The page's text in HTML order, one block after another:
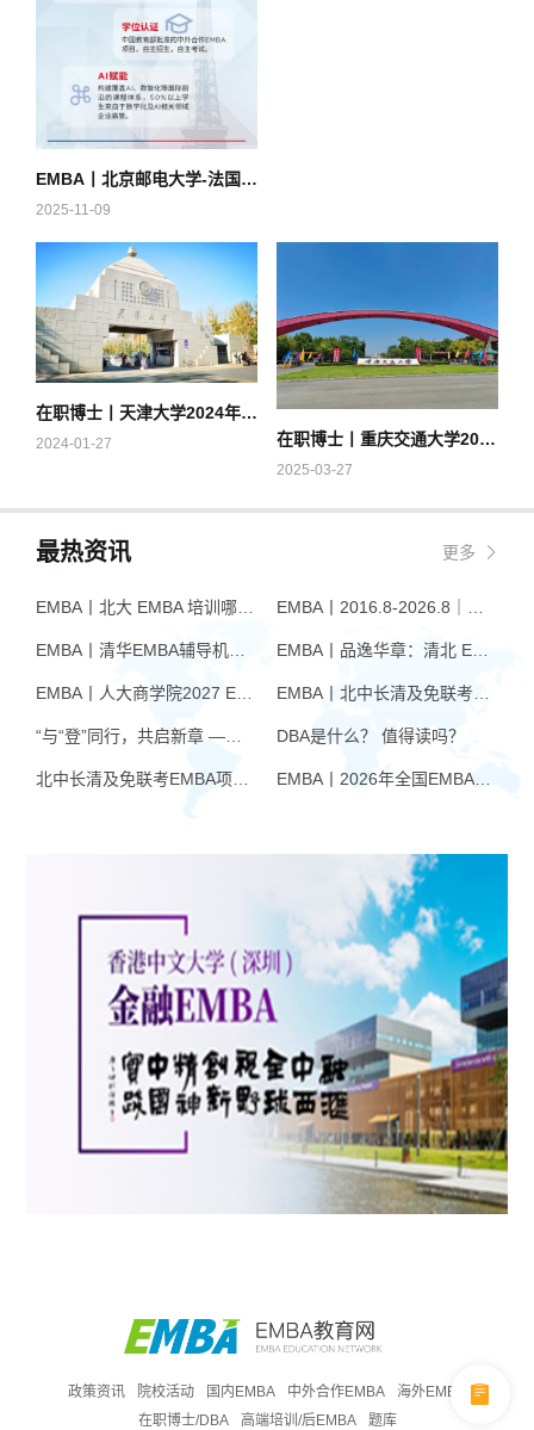
EMBA丨北京邮电大学-法国里昂商学院EMBA学位项目2026级申请指南
2025-11-09
在职博士丨天津大学2024年专业学位博士招生简章
2024-01-27 在职博士丨重庆交通大学2025年招收攻读专业学位博士研究生章程
2025-03-27
最热资讯 更多
EMBA丨品逸华章：清北 EMBA 辅导的学院派实力全景
EMBA丨北中长清及免联考EMBA项目申请时间汇总（7月篇）
DBA是什么？ 值得读吗？
EMBA丨2026年全国EMBA学费汇总
政策资讯 院校活动 国内EMBA 中外合作EMBA
海外EMBA
在职博士/DBA
高端培训/后EMBA 题库